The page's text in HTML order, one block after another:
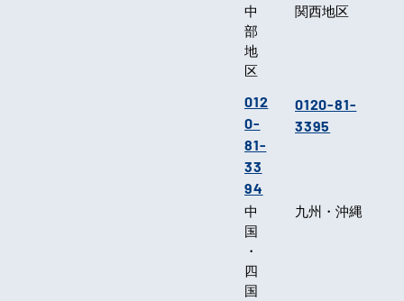
中
部
地
区
012
0-
81-
33
94
関西地区
0120-81-
3395
中
国
・
四
国
九州・沖縄